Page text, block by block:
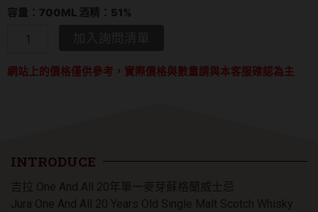
容量：700ML 酒精：51%
And
麥
蘇
格
網站上的價格僅供參考，實際價格與數量請與本客服確認為主
INTRODUCE
吉拉 One And All 20年單一麥芽蘇格蘭威士忌
Jura One And All 20 Years Old Single Malt Scotch Whisky